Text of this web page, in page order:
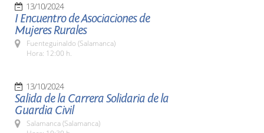
13/10/2024
I Encuentro de Asociaciones de
Mujeres Rurales
Fuenteguinaldo (Salamanca)
Hora: 12:00 h.
13/10/2024
Salida de la Carrera Solidaria de la
Guardia Civil
Salamanca (Salamanca)